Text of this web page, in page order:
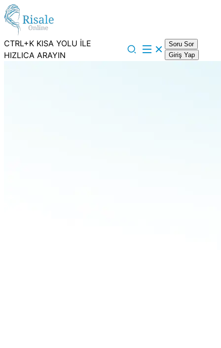
CTRL+K KISA YOLU İLE
HIZLICA ARAYIN
Soru Sor
Giriş Yap